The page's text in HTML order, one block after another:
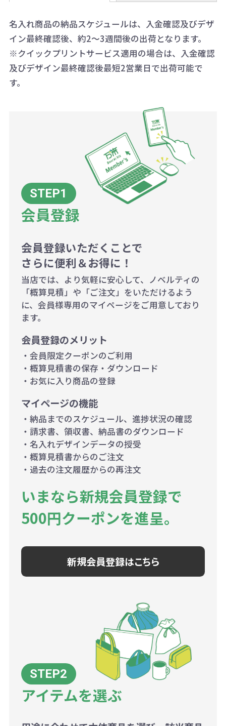
AM10:00～PM5:00（土・日・祝日を
除く平日）
一方、数量が少なく一定数に満たな
い場合は、単価計算ではなく、印刷
代の基本料金を一式頂戴する場合が
商品や印刷方法によって異なります
ので、予めご了承ください。
例：200個未満（1式：18,000円）
200個~499個の場合：42円（1個
当たり）
500個~999個の場合：35円（1個
1,000個以上：28円（1個当た
り）
お急ぎの場合、ご相談ください。最
大限努力いたします。
詳細はこちらご確認ください。
配送について
名入れ商品の納品スケジュールは、入金確認及びデザ
イン最終確認後、約2～3週間後の出荷となります。
※クイックプリントサービス適用の場合は、入金確認
及びデザイン最終確認後最短2営業日で出荷可能で
す。
会員登録
会員登録いただくことで
さらに便利＆お得に！
当店では、より気軽に安心して、ノベルティの
「概算見積」や「ご注文」をいただけるよう
に、会員様専用のマイページをご用意しており
ます。
会員登録のメリット
・会員限定クーポンのご利用
・概算見積書の保存・ダウンロード
・お気に入り商品の登録
マイページの機能
・納品までのスケジュール、進捗状況の確認
・請求書、領収書、納品書のダウンロード
・名入れデザインデータの授受
・概算見積書からのご注文
・過去の注文履歴からの再注文
いまなら新規会員登録で
500円クーポンを進呈。
新規会員登録はこちら
アイテムを選ぶ